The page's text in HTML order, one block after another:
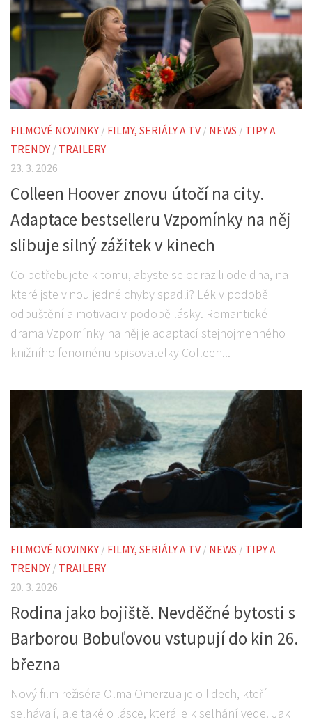
FILMOVÉ NOVINKY / FILMY, SERIÁLY A TV / NEWS / TIPY A
TRENDY / TRAILERY
23. 3. 2026
Colleen Hoover znovu útočí na city.
Adaptace bestselleru Vzpomínky na něj
slibuje silný zážitek v kinech
Co potřebujete k tomu, abyste se odrazili ode dna, na
které jste vinou jedné chyby spadli? Lék v podobě
odpuštění a motivaci v podobě lásky. Romantické
drama Vzpomínky na něj je adaptací stejnojmenného
knižního fenoménu spisovatelky Colleen...
FILMOVÉ NOVINKY / FILMY, SERIÁLY A TV / NEWS / TIPY A
TRENDY / TRAILERY
20. 3. 2026
Rodina jako bojiště. Nevděčné bytosti s
Barborou Bobuľovou vstupují do kin 26.
března
Nový film režiséra Olma Omerzua je o lidech, kteří
selhávají, ale také o lásce, která je k selhání vede. Jak